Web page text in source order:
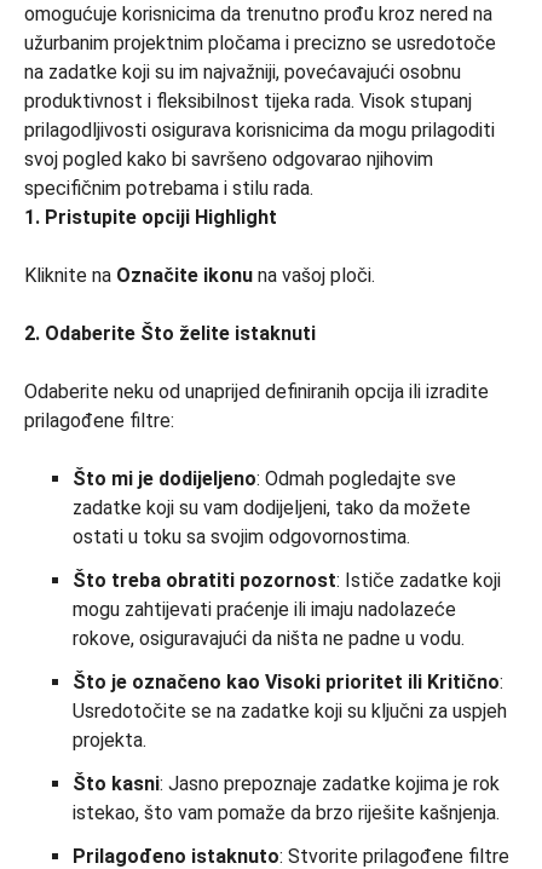
1. Pristupite opciji Highlight
Kliknite na Označite ikonu na vašoj ploči.
2. Odaberite Što želite istaknuti
Odaberite neku od unaprijed definiranih opcija ili izradite
prilagođene filtre:
Što mi je dodijeljeno: Odmah pogledajte sve
zadatke koji su vam dodijeljeni, tako da možete
ostati u toku sa svojim odgovornostima.
Što treba obratiti pozornost: Ističe zadatke koji
mogu zahtijevati praćenje ili imaju nadolazeće
rokove, osiguravajući da ništa ne padne u vodu.
Što je označeno kao Visoki prioritet ili Kritično:
Usredotočite se na zadatke koji su ključni za uspjeh
projekta.
Što kasni: Jasno prepoznaje zadatke kojima je rok
istekao, što vam pomaže da brzo riješite kašnjenja.
Prilagođeno istaknuto: Stvorite prilagođene filtre